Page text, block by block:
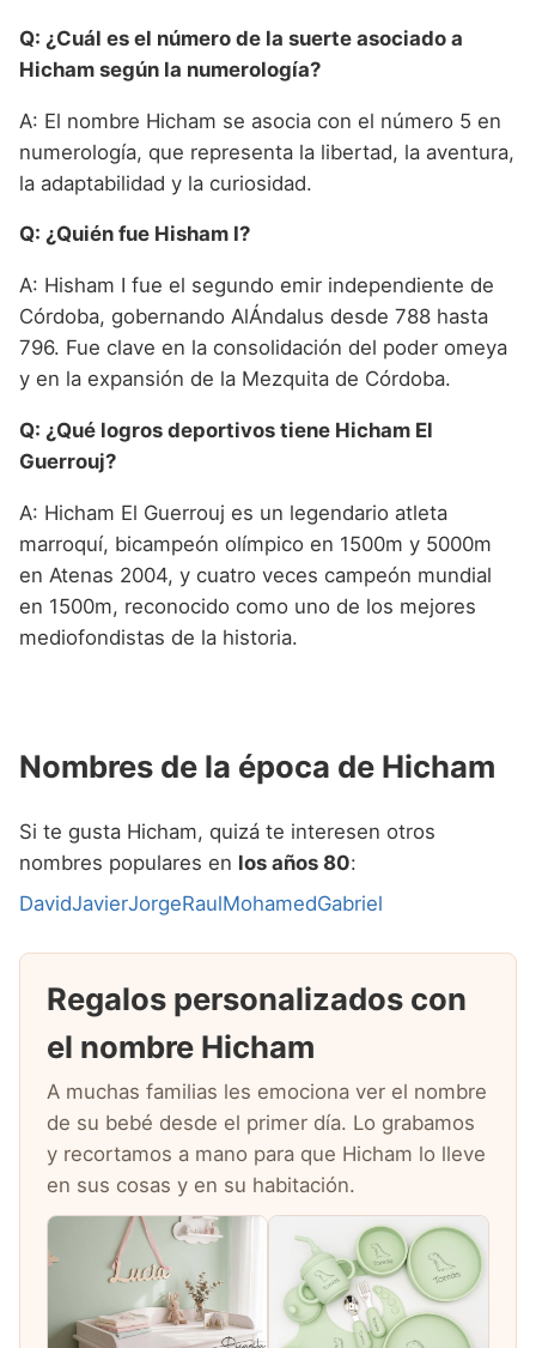
Q: ¿Cuál es el número de la suerte asociado a
Hicham según la numerología?
A: El nombre Hicham se asocia con el número 5 en
numerología, que representa la libertad, la aventura,
la adaptabilidad y la curiosidad.
Q: ¿Quién fue Hisham I?
A: Hisham I fue el segundo emir independiente de
Córdoba, gobernando AlÁndalus desde 788 hasta
796. Fue clave en la consolidación del poder omeya
y en la expansión de la Mezquita de Córdoba.
Q: ¿Qué logros deportivos tiene Hicham El
Guerrouj?
A: Hicham El Guerrouj es un legendario atleta
marroquí, bicampeón olímpico en 1500m y 5000m
en Atenas 2004, y cuatro veces campeón mundial
en 1500m, reconocido como uno de los mejores
mediofondistas de la historia.
Nombres de la época de Hicham
Si te gusta Hicham, quizá te interesen otros
nombres populares en los años 80:
DavidJavierJorgeRaulMohamedGabriel
Regalos personalizados con
el nombre Hicham
A muchas familias les emociona ver el nombre
de su bebé desde el primer día. Lo grabamos
y recortamos a mano para que Hicham lo lleve
en sus cosas y en su habitación.